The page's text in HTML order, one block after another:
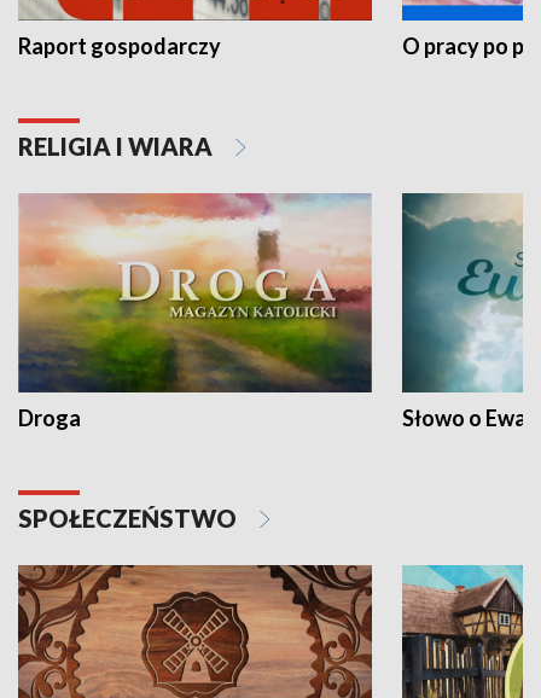
Raport gospodarczy O pracy po
RELIGIA I WIARA
Droga Słowo o
SPOŁECZEŃSTWO